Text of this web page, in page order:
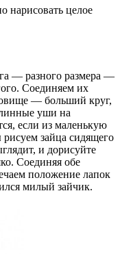
нарисовать целое
— разного размера —
Соединяем их
— больший круг,
уши на
если из маленькую
зайца сидящего
и дорисуйте
Соединяя обе
положение лапок
милый зайчик.